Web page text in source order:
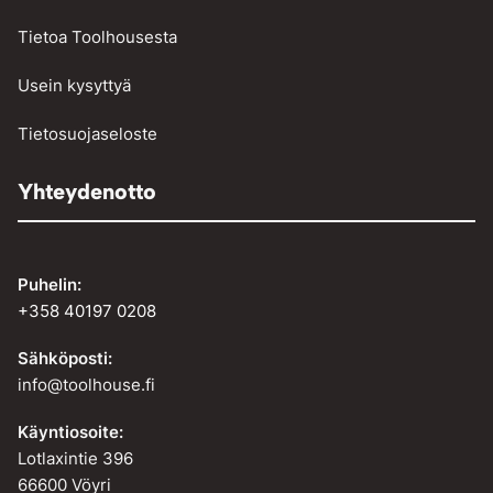
Tietoa Toolhousesta
Usein kysyttyä
Tietosuojaseloste
Yhteydenotto
Puhelin:
+358 40197 0208
Sähköposti:
info@toolhouse.fi
Käyntiosoite:
Lotlaxintie 396
66600 Vöyri